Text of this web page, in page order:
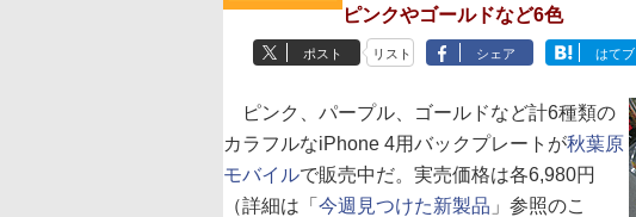
ピンクやゴールドなど6色
ポスト リスト シェア はてブ
ピンク、パープル、ゴールドなど計6種類の
カラフルなiPhone 4用バックプレートが秋葉原
モバイルで販売中だ。実売価格は各6,980円
（詳細は「 今週見つけた新製品 」参照のこ